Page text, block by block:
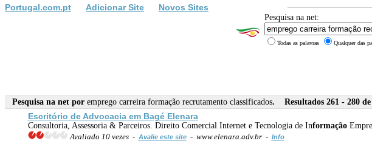
Portugal.com.pt Adicionar Site Novos Sites
Pesquisa na net:
Todas as palavras Qualquer das
Pesquisa na net por emprego carreira formação recrutamento classificados. Resultados 261 - 280 de
Escritório de Advocacia em Bagé Elenara
Consultoria, Assessoria & Parceiros. Direito Comercial Internet e Tecnologia de Informação
Avaliado 10 vezes - Avalie este site- www.elenara.adv.br - Info